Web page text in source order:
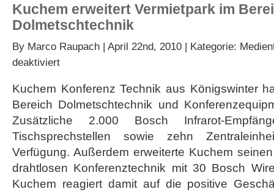
Kuchem erweitert Vermietpark im
Dolmetschtechnik
By Marco Raupach | April 22nd, 2010 | Kategorie:
deaktiviertfür
Vermietpark
im
Dolmetschtechnik
Kuchem Konferenz Technik aus Königswinter
Bereich Dolmetschtechnik und
Zusätzliche 2.000 Bosch Infrarot-
Tischsprechstellen sowie zehn
Verfügung. Außerdem erweiterte Kuchem
drahtlosen Konferenztechnik mit 30 Bosch
Kuchem reagiert damit auf die positive